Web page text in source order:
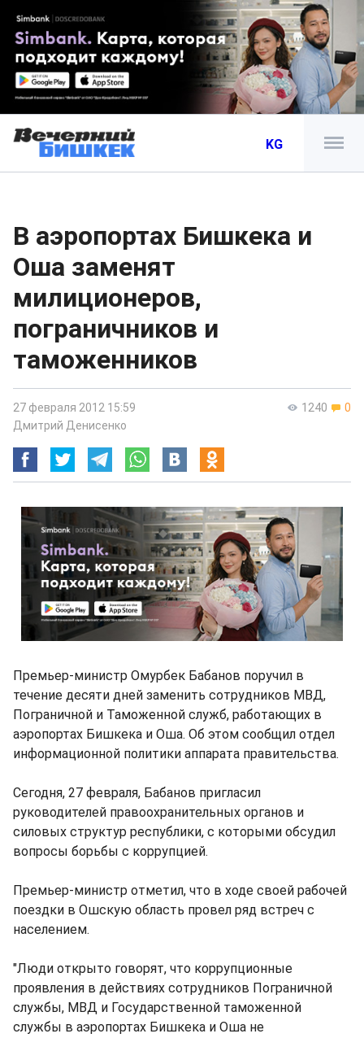
KG
В аэропортах Бишкека и
Оша заменят
милиционеров,
пограничников и
таможенников
1240 0
27 февраля 2012 15:59
Дмитрий Денисенко
Премьер-министр Омурбек Бабанов поручил в
течение десяти дней заменить сотрудников МВД,
Пограничной и Таможенной служб, работающих в
аэропортах Бишкека и Оша. Об этом сообщил отдел
информационной политики аппарата правительства.
Сегодня, 27 февраля, Бабанов пригласил
руководителей правоохранительных органов и
силовых структур республики, с которыми обсудил
вопросы борьбы с коррупцией.
Премьер-министр отметил, что в ходе своей рабочей
поездки в Ошскую область провел ряд встреч с
населением.
"Люди открыто говорят, что коррупционные
проявления в действиях сотрудников Пограничной
службы, МВД и Государственной таможенной
службы в аэропортах Бишкека и Оша не